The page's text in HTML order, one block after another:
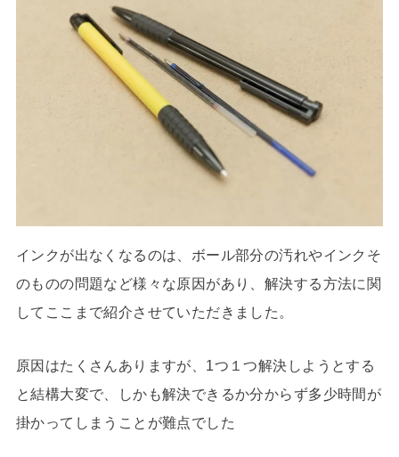
インクが出なくなるのは、ボール部分の汚れやインクそ
のものの問題など様々な原因があり、解決する方法に関
してここまで紹介させていただきました。
原因はたくさんありますが、1つ１つ解決しようとする
と結構大変で、しかも解決できるか分からず多少時間が
掛かってしまうことが難点でした